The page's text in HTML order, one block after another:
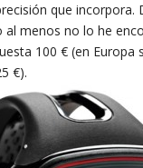
que
al menos no lo he
100 € (en Europa
€).